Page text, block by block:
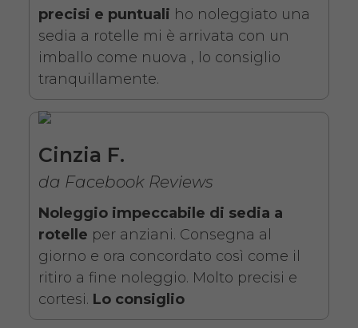
Noleggio sedia a rotelle seduta
43 cm con braccioli lunghi
estraibili e pedane elevabili
estraibili. Il noleggio minimo è
di 7 giorni a partire da 76 euro.
Consegniamo a domicilio in
tutta Italia, contattaci per
maggiori informazioni.
COSTO NOLEGGIO
precisi e puntuali ho noleggiato una
sedia a rotelle mi è arrivata con un
imballo come nuova , lo consiglio
tranquillamente.
Cinzia F.
da Facebook Reviews
Noleggio impeccabile di sedia a
rotelle per anziani. Consegna al
giorno e ora concordato così come il
ritiro a fine noleggio. Molto precisi e
cortesi. Lo consiglio